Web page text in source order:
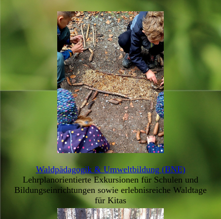
Waldpädagogik & Umweltbildung (BNE)
Lehrplanorientierte Exkursionen für Schulen und
Bildungseinrichtungen sowie erlebnisreiche Waldtage
für Kitas